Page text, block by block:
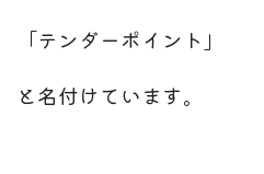
「テンダーポイント」
と名付けています。